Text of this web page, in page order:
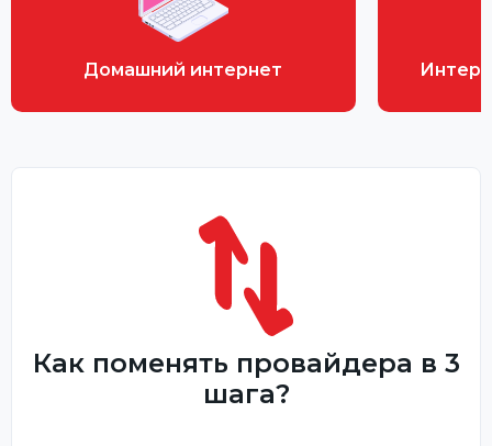
Домашний интернет
Как поменять провайдера в 3
шага?